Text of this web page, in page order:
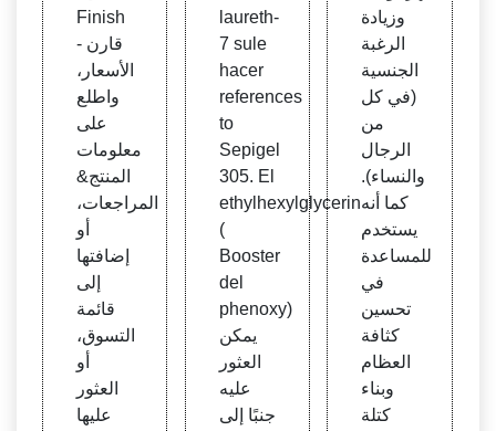
Finish
- قارن
الأسعار،
واطلع
على
معلومات
المنتج&
المراجعات،
أو
إضافتها
إلى
قائمة
التسوق،
أو
العثور
عليها
laureth-
7 sule
hacer
references
to
Sepigel
305. El
ethylhexylglycerin
(
Booster
del
phenoxy)
يمكن
العثور
عليه
جنبًا إلى
وزيادة
الرغبة
الجنسية
(في كل
من
الرجال
والنساء).
كما أنه
يستخدم
للمساعدة
في
تحسين
كثافة
العظام
وبناء
كتلة